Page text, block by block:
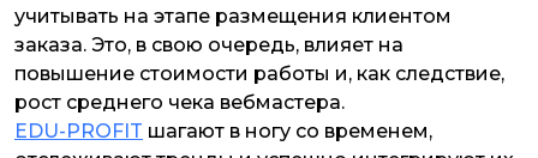
учитывать на этапе размещения клиентом
заказа. Это, в свою очередь, влияет на
повышение стоимости работы и, как следствие,
рост среднего чека вебмастера.
EDU-PROFIT шагают в ногу со временем,